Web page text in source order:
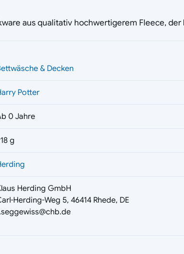
aus qualitativ hochwertigerem Fleece,
& Decken
Potter
0 Jahre
g
Herding GmbH
Herding-Weg 5, 46414 Rhede, DE